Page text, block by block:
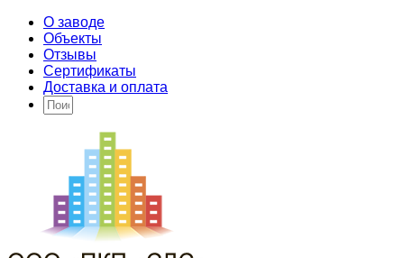
О заводе
Объекты
Отзывы
Сертификаты
Доставка и оплата